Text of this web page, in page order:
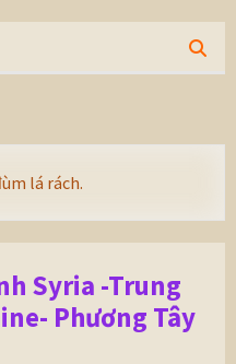
lá rách.
Syria -Trung
Phương Tây